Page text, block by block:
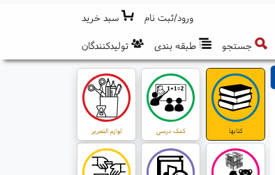
ورود/ثبت نام
سبد خرید
جستجو طبقه بندی تولیدکنندگان
کتابها کمک درسی لوازم التحریر